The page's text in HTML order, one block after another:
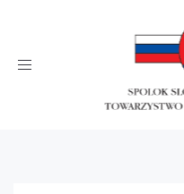
Toggle